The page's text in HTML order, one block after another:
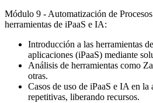
Módulo 9 - Automatización de
herramientas de iPaaS e IA:
Introducción a las herramientas
aplicaciones (iPaaS) mediante
Análisis de herramientas como
otras.
Casos de uso de iPaaS e IA en la
repetitivas, liberando recursos.